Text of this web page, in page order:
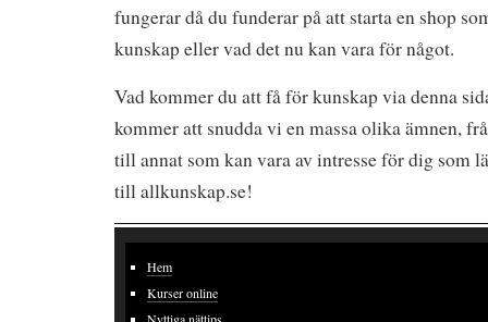
fungerar då du funderar på att starta en shop
kunskap eller vad det nu kan vara för något.
Vad kommer du att få för kunskap via denna
kommer att snudda vi en massa olika ämnen,
till annat som kan vara av intresse för dig som
till allkunskap.se!
Hem
Kurser online